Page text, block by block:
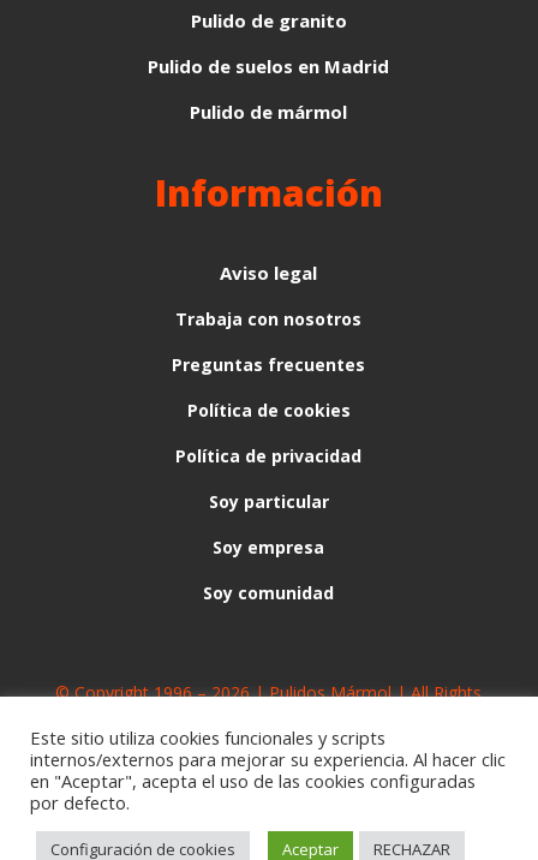
Pulido de granito
Pulido de suelos en Madrid
Pulido de mármol
Información
Aviso legal
Trabaja con nosotros
Preguntas frecuentes
Política de cookies
Política de privacidad
Soy particular
Soy empresa
Soy comunidad
© Copyright 1996 – 2026 | Pulidos Mármol | All Rights
Este sitio utiliza cookies funcionales y scripts
internos/externos para mejorar su experiencia. Al hacer clic
en "Aceptar", acepta el uso de las cookies configuradas
por defecto.
Configuración de cookies Aceptar RECHAZAR